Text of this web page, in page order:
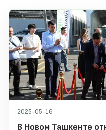
2025-05-16
В Новом Ташкенте